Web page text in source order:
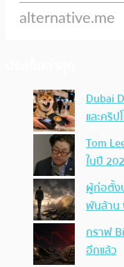
Dubai
และคริ
Tom
ในปี
ผู้ก่อตั้ง
พันล้าน
กราฟ
อีกแล้ว